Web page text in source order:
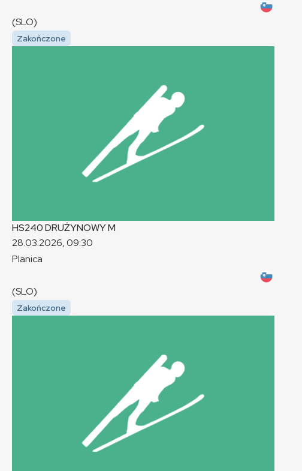
(SLO)
Zakończone
HS240 DRUŻYNOWYM
28.03.2026, 09:30
Planica
(SLO)
Zakończone